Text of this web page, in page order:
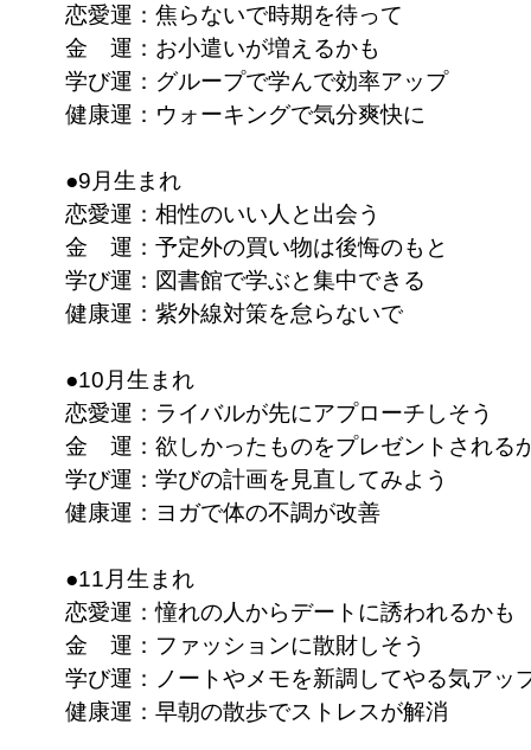
恋愛運：焦らないで時期を待って
金 運：お小遣いが増えるかも
学び運：グループで学んで効率アップ
健康運：ウォーキングで気分爽快に
●9月生まれ
恋愛運：相性のいい人と出会う
金 運：予定外の買い物は後悔のもと
学び運：図書館で学ぶと集中できる
健康運：紫外線対策を怠らないで
●10月生まれ
恋愛運：ライバルが先にアプローチしそう
金 運：欲しかったものをプレゼントされる
学び運：学びの計画を見直してみよう
健康運：ヨガで体の不調が改善
●11月生まれ
恋愛運：憧れの人からデートに誘われるかも
金 運：ファッションに散財しそう
学び運：ノートやメモを新調してやる気アッ
健康運：早朝の散歩でストレスが解消